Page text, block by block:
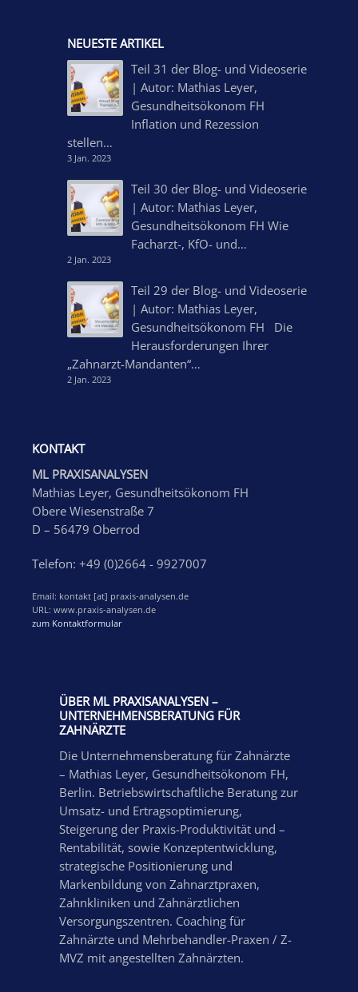
NEUESTE ARTIKEL
Teil 31 der Blog- und Videoserie
| Autor: Mathias Leyer,
Gesundheitsökonom FH
Inflation und Rezession
stellen…
3 Jan. 2023
Teil 30 der Blog- und Videoserie
| Autor: Mathias Leyer,
Gesundheitsökonom FH Wie
Facharzt-, KfO- und…
2 Jan. 2023
Teil 29 der Blog- und Videoserie
| Autor: Mathias Leyer,
Gesundheitsökonom FH Die
Herausforderungen Ihrer
„Zahnarzt-Mandanten“…
2 Jan. 2023
KONTAKT
ML PRAXISANALYSEN
Mathias Leyer, Gesundheitsökonom FH
Obere Wiesenstraße 7
D – 56479 Oberrod
Telefon: +49 (0)2664 - 9927007
Email: kontakt [at] praxis-analysen.de
URL: www.praxis-analysen.de
zum Kontaktformular
ÜBER ML PRAXISANALYSEN –
UNTERNEHMENSBERATUNG FÜR
ZAHNÄRZTE
Die Unternehmensberatung für Zahnärzte
– Mathias Leyer, Gesundheitsökonom FH,
Berlin. Betriebswirtschaftliche Beratung zur
Umsatz- und Ertragsoptimierung,
Steigerung der Praxis-Produktivität und –
Rentabilität, sowie Konzeptentwicklung,
strategische Positionierung und
Markenbildung von Zahnarztpraxen,
Zahnkliniken und Zahnärztlichen
Versorgungszentren. Coaching für
Zahnärzte und Mehrbehandler-Praxen / Z-
MVZ mit angestellten Zahnärzten.